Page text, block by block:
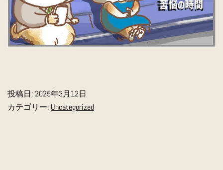
投稿日:2025年3月12日
カテゴリー: Uncategorized